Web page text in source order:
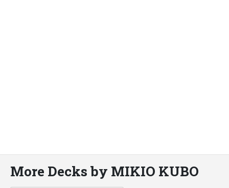
More Decks by MIKIO KUBO